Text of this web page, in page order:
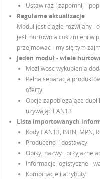
Ustaw raz i zapomnij -
Regularne aktualizacje
Moduł jest ciągle rozwijany i
jeśli hurtownia coś zmieni w
przejmować - my się tym
Jeden moduł - wiele
Możliwość wykupienia
Pełna separacja
oferty
Opcje zapobiegające
używając EAN13
Lista importowanych
Kody EAN13, ISBN, MPN,
Producenci i dostawcy
Opisy, nazwy i przyjazne
Informacje logistyczne -
Kombinacje i atrybuty